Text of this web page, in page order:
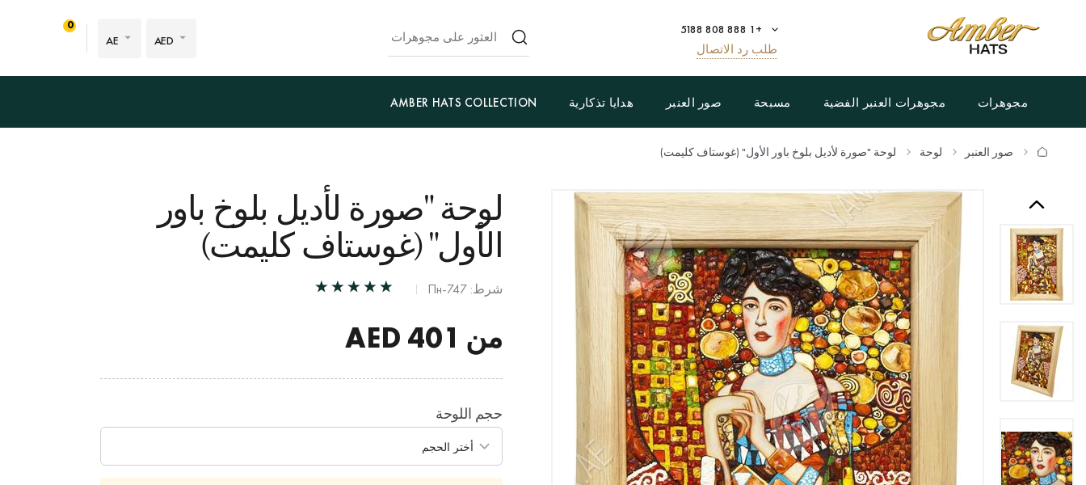
+1 888 808 5188
طلب رد الاتصال
AED
AE
0
مجوهرات مجوهرات العنبر الفضية مسبحة صور العنبر هدايا تذكارية AMBER HATS COLLECTION
صور العنبر لوحة لوحة "صورة لأديل بلوخ باور الأول" (غوستاف كليمت)
لوحة "صورة لأديل بلوخ باور
الأول" (غوستاف كليمت)
شرط: Пн-747
من
حجم اللوحة